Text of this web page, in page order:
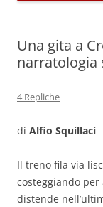
Una gita a
narratologia
4 Repliche
di Alfio Squillaci
Il treno fila via
costeggiando per
distende